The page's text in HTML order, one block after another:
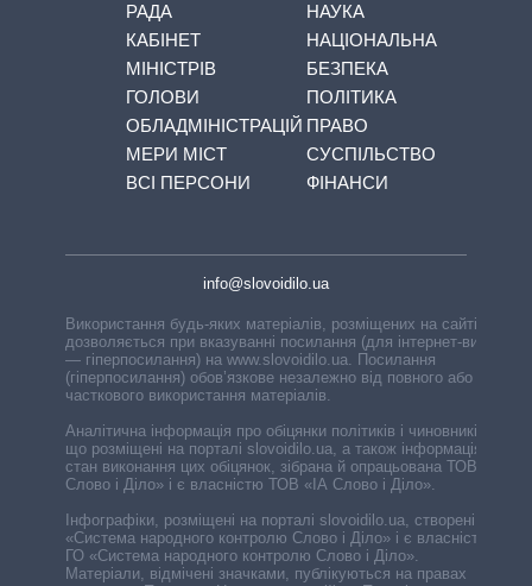
РАДА
КАБІНЕТ
МІНІСТРІВ
ГОЛОВИ
ОБЛАДМІНІСТРАЦІЙ
МЕРИ МІСТ
ВСІ ПЕРСОНИ
НАУКА
НАЦІОНАЛЬНА
БЕЗПЕКА
ПОЛІТИКА
ПРАВО
СУСПІЛЬСТВО
ФІНАНСИ
info@slovoidilo.ua
Використання будь-яких матеріалів, розміщених на сайті,
дозволяється при вказуванні посилання (для інтернет-видань
— гіперпосилання) на www.slovoidilo.ua. Посилання
(гіперпосилання) обов’язкове незалежно від повного або
часткового використання матеріалів.
Аналітична інформація про обіцянки політиків і чиновників,
що розміщені на порталі slovoidilo.ua, а також інформація про
стан виконання цих обіцянок, зібрана й опрацьована ТОВ «ІА
Слово і Діло» і є власністю ТОВ «ІА Слово і Діло».
Інфографіки, розміщені на порталі slovoidilo.ua, створені ГО
«Система народного контролю Слово і Діло» і є власністю
ГО «Система народного контролю Слово і Діло».
Матеріали, відмічені значками, публікуються на правах